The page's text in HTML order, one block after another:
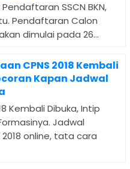
SSCN BKN,
Pendaftaran Calon
dimulai pada 26...
CPNS 2018 Kembali
Kapan Jadwal
Kembali Dibuka, Intip
Jadwal
online, tata cara